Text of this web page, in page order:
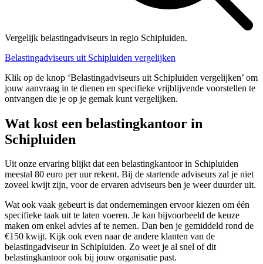
Vergelijk belastingadviseurs in regio Schipluiden.
Belastingadviseurs uit Schipluiden vergelijken
Klik op de knop ‘Belastingadviseurs uit Schipluiden vergelijken’ om
jouw aanvraag in te dienen en specifieke vrijblijvende voorstellen te
ontvangen die je op je gemak kunt vergelijken.
Wat kost een belastingkantoor in
Schipluiden
Uit onze ervaring blijkt dat een belastingkantoor in Schipluiden
meestal 80 euro per uur rekent. Bij de startende adviseurs zal je niet
zoveel kwijt zijn, voor de ervaren adviseurs ben je weer duurder uit.
Wat ook vaak gebeurt is dat ondernemingen ervoor kiezen om één
specifieke taak uit te laten voeren. Je kan bijvoorbeeld de keuze
maken om enkel advies af te nemen. Dan ben je gemiddeld rond de
€150 kwijt. Kijk ook even naar de andere klanten van de
belastingadviseur in Schipluiden. Zo weet je al snel of dit
belastingkantoor ook bij jouw organisatie past.